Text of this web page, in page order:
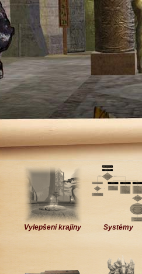
Vylepšení krajiny Systémy